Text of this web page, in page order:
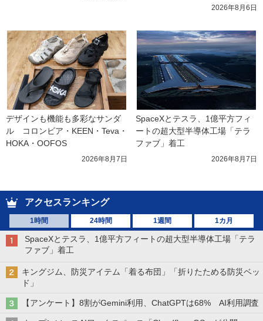
2026年8月6日
デザインも機能も多彩なサンダ
ル　コロンビア・KEEN・Teva・
HOKA・OOFOS
2026年8月7日
SpaceXとテスラ、1億平方フィ
ートの超大型半導体工場「テラ
ファブ」着工
2026年8月7日
アクセスランキング
1時間 24時間 1週間 1カ月
SpaceXとテスラ、1億平方フィートの超大型半導体工場「テラ
ファブ」着工
キングジム、防災アイテム「着る布団」「折りたためる防災ベッ
ド」
【アンケート】8割がGemini利用、ChatGPTは68% AI利用調査